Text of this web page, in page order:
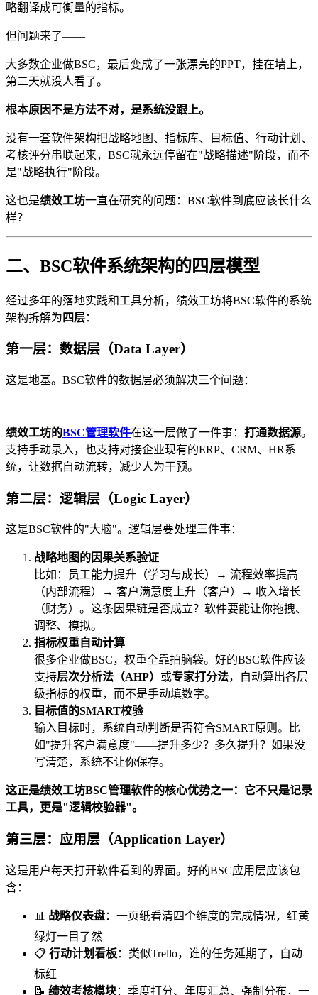
略翻译成可衡量的指标。
但问题来了——
大多数企业做BSC，最后变成了一张漂亮的PPT，挂在墙上，
第二天就没人看了。
根本原因不是方法不对，是系统没跟上。
没有一套软件架构把战略地图、指标库、目标值、行动计划、
考核评分串联起来，BSC就永远停留在"战略描述"阶段，而不
是"战略执行"阶段。
这也是绩效工坊一直在研究的问题：BSC软件到底应该长什么
样？
二、BSC软件系统架构的四层模型
经过多年的落地实践和工具分析，绩效工坊将BSC软件的系统
架构拆解为 四层：
第一层：数据层（Data Layer）
这是地基。BSC软件的数据层必须解决三个问题：
绩效工坊的BSC管理软件在这一层做了一件事： 打通数据源。
支持手动录入，也支持对接企业现有的ERP、CRM、HR系
统，让数据自动流转，减少人为干预。
第二层：逻辑层（Logic Layer）
这是BSC软件的"大脑"。逻辑层要处理三件事：
战略地图的因果关系验证
比如：员工能力提升（学习与成长）→ 流程效率提高
（内部流程）→ 客户满意度上升（客户）→ 收入增长
（财务）。这条因果链是否成立？软件要能让你拖拽、
调整、模拟。
指标权重自动计算
很多企业做BSC，权重全靠拍脑袋。好的BSC软件应该
支持层次分析法（AHP） 或专家打分法，自动算出各层
级指标的权重，而不是手动填数字。
目标值的SMART校验
输入目标时，系统自动判断是否符合SMART原则。比
如"提升客户满意度"——提升多少？多久提升？如果没
写清楚，系统不让你保存。
这正是绩效工坊BSC管理软件的核心优势之一：它不只是记录
工具，更是"逻辑校验器"。
第三层：应用层（Application Layer）
这是用户每天打开软件看到的界面。好的BSC应用层应该包
含：
📊 战略仪表盘：一页纸看清四个维度的完成情况，红黄
绿灯一目了然
📋 行动计划看板：类似Trello，谁的任务延期了，自动
标红
📝 绩效考核模块：季度打分、年度汇总、强制分布，一